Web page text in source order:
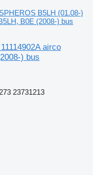
B5LH (01.08-)
B0E (2008-) bus
airco
) bus
23731213